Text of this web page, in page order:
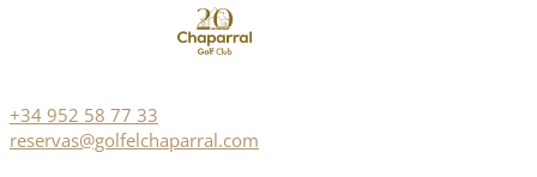
+34 952 58 77 33
reservas@golfelchaparral.com